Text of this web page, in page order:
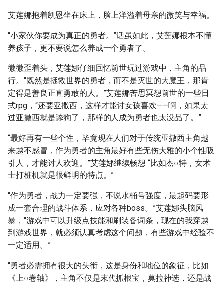
艾莲娜抱着凯恩坐在床上，脸上洋溢着母亲的微笑与幸福。
“小家伙你要成为真正的勇者。”话虽如此，艾莲娜根本不懂
养孩子，更不要说怎么养成一个勇者了。
微微歪着头，艾莲娜仔细回忆前世玩过游戏中，主角的品
行。“既然是拯救世界的勇者，而不是灭世的大魔王，那肯
定得是善良正直勇敢的人。”艾莲娜苦思冥想前世的一些日
式rpg，“还要亚撒西，这样才能讨女孩喜欢——啊，如果太
过亚撒西就是舔狗了，那样的人成为勇者也太没品了。”
“最好再有一些个性，毕竟现在人们对于传统亚撒西主角越
来越不感冒，作为勇者的主角最好有些无伤大雅的小个性吸
引人，才能讨人欢迎。”艾莲娜继续畅想 “比如杰○特，女术
士打桩机就是很鲜明的特点。”
“作为勇者，战力一定要强，不说水桶号强度，最起码要形
成一套合理的战斗体系，应对各种boss。”艾莲娜头脑风
暴，“游戏中可以升级点技能和刷装备词条，现在的我穿越
到游戏世界，就必须认真考虑这个问题，有些游戏中经验不
一定适用。”
“勇者必需拥有很大的头衔，这是身份和地位的象征，比如
《上○卷轴》，主角不仅是末代抓根宝，莫拉神选，还是战